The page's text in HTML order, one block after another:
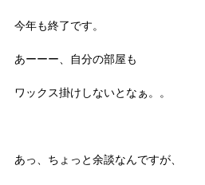
今年も終了です。
あーーー、自分の部屋も
ワックス掛けしないとなぁ。。
あっ、ちょっと余談なんですが、